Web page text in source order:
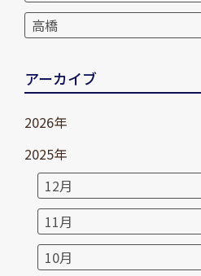
高橋
アーカイブ
2026年
2025年
12月
11月
10月